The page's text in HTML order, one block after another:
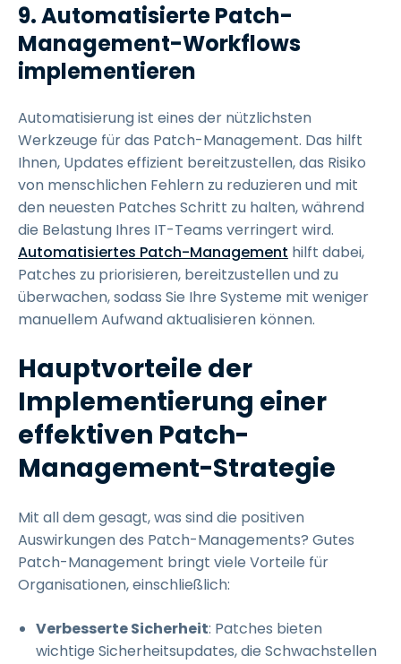
9.Automatisierte Patch-
Management-Workflows
implementieren
Automatisierung ist eines der nützlichsten
Werkzeuge für das Patch-Management. Das hilft
Ihnen, Updates effizient bereitzustellen, das Risiko
von menschlichen Fehlern zu reduzieren und mit
den neuesten Patches Schritt zu halten, während
die Belastung Ihres IT-Teams verringert wird.
Automatisiertes Patch-Management hilft dabei,
Patches zu priorisieren, bereitzustellen und zu
überwachen, sodass Sie Ihre Systeme mit weniger
manuellem Aufwand aktualisieren können.
Hauptvorteile der
Implementierung einer
effektiven Patch-
Management-Strategie
Mit all dem gesagt, was sind die positiven
Auswirkungen des Patch-Managements? Gutes
Patch-Management bringt viele Vorteile für
Organisationen, einschließlich:
Verbesserte Sicherheit: Patches bieten
wichtige Sicherheitsupdates, die Schwachstellen